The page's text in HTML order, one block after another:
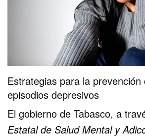
Estrategias para la
episodios depresivos
El gobierno de Tabasco, a
Estatal de Salud Mental y